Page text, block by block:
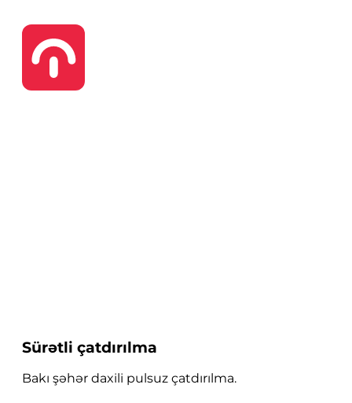
Sürətli çatdırılma
Bakı şəhər daxili pulsuz çatdırılma.